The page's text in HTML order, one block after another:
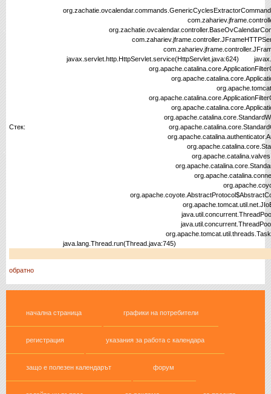
Стек:
javax.servlet.http.HttpServlet.service(HttpServlet.java:624)
java.lang.Thread.run(Thread.java:745)
обратно
начална страница графики на потребители
регистрация указания за работа с календара
защо е полезен календарът форум